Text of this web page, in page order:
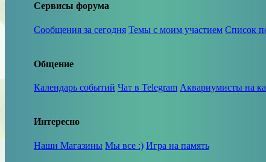
Сервисы форума
Сообщения за сегодня Темы с моим участием Список
Общение
Календарь событий Чат в Telegram Аквариумисты на
Интересно
Наши Магазины Мы все :) Игра на память